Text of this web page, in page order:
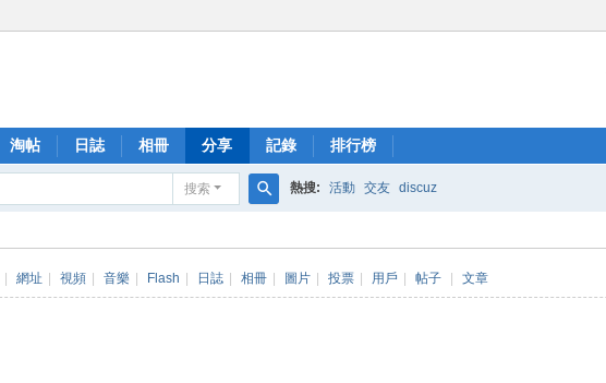
淘帖 日誌 相冊 分享 記錄 排行榜
搜索
索
熱搜: 活動 交友 discuz
網址 視頻 音樂 Flash 日誌 相冊 圖片 投票 用戶 帖子 文章